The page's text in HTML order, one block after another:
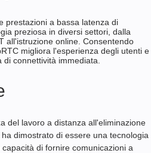
prestazioni a bassa latenza di
preziosa in diversi settori, dalla
all'istruzione online. Consentendo
migliora l'esperienza degli utenti e
connettività immediata.
del lavoro a distanza all'eliminazione
dimostrato di essere una tecnologia
di fornire comunicazioni a